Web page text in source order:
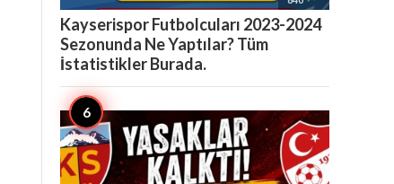
Kayserispor Futbolcuları 2023-2024
Sezonunda Ne Yaptılar? Tüm
İstatistikler Burada.